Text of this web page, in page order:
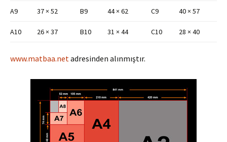
A9 37 × 52 B9 44 × 62 C9 40 × 57
A10 26 × 37 B10 31 × 44 C10 28 × 40
www.matbaa.netadresinden alınmıştır.